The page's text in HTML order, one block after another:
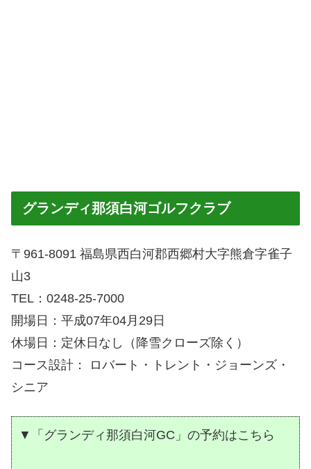
グランディ那須白河ゴルフクラブ
〒961-8091 福島県西白河郡西郷村大字熊倉字雀子
山3
TEL：0248-25-7000
開場日：平成07年04月29日
休場日：定休日なし（降雪クローズ除く）
コース設計： ロバート・トレント・ジョーンズ・
シニア
▼「グランディ那須白河GC」の予約はこちら